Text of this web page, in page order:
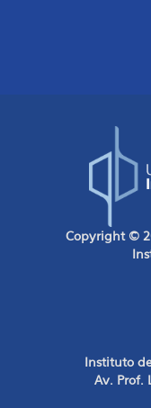
Copyright ©
Instituto
Av. Prof.